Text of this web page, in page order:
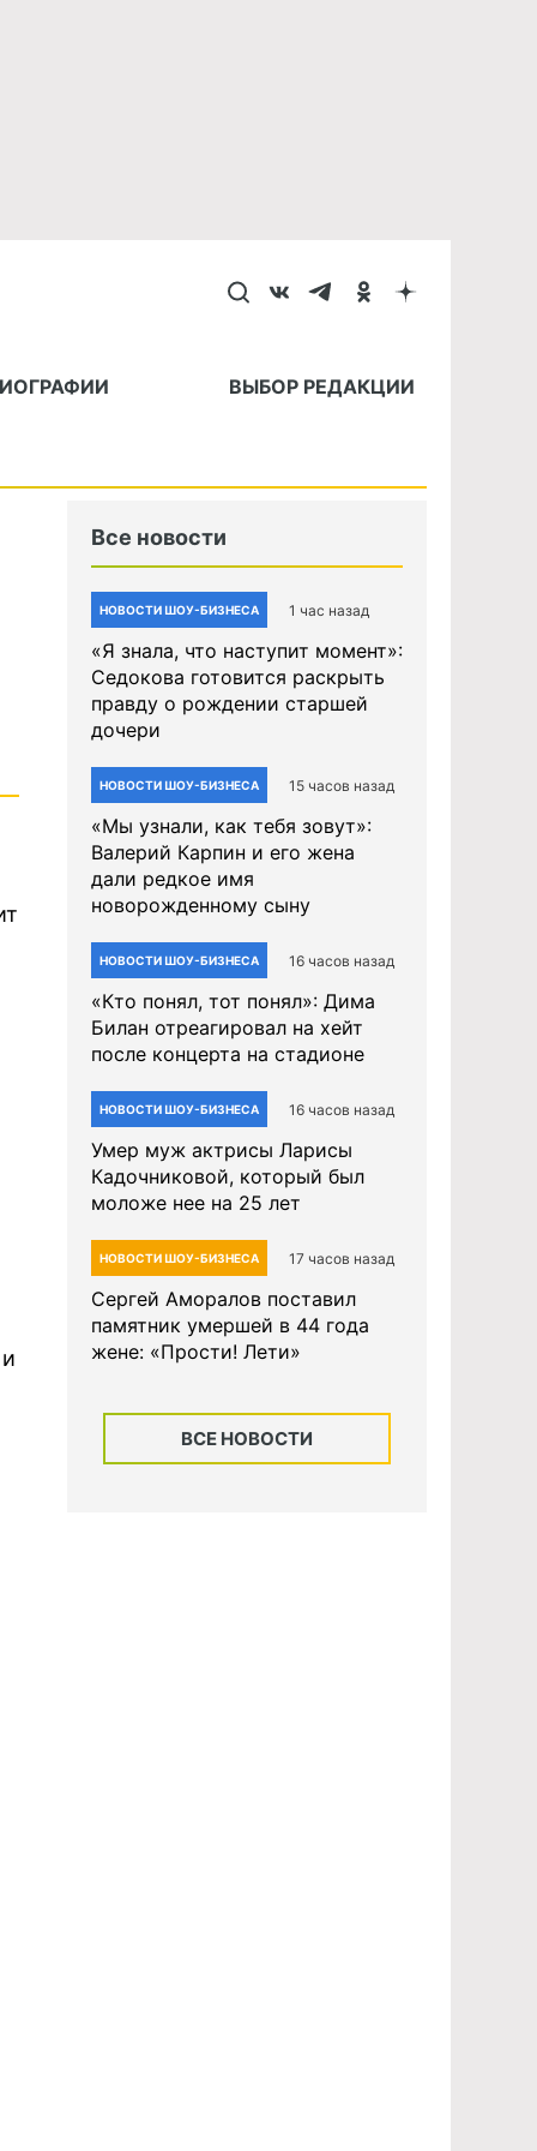
ВЫБОР РЕДАКЦИИ
Все новости
НОВОСТИ ШОУ-БИЗНЕСА 1 час назад
«Я знала, что наступит момент»:
Седокова готовится раскрыть
правду о рождении старшей
дочери
НОВОСТИ ШОУ-БИЗНЕСА 15 часов назад
«Мы узнали, как тебя зовут»:
Валерий Карпин и его жена
дали редкое имя
новорожденному сыну
НОВОСТИ ШОУ-БИЗНЕСА 16 часов назад
«Кто понял, тот понял»: Дима
Билан отреагировал на хейт
после концерта на стадионе
НОВОСТИ ШОУ-БИЗНЕСА 16 часов назад
Умер муж актрисы Ларисы
Кадочниковой, который был
моложе нее на 25 лет
НОВОСТИ ШОУ-БИЗНЕСА 17 часов назад
Сергей Аморалов поставил
памятник умершей в 44 года
жене: «Прости! Лети»
ВСЕ НОВОСТИ